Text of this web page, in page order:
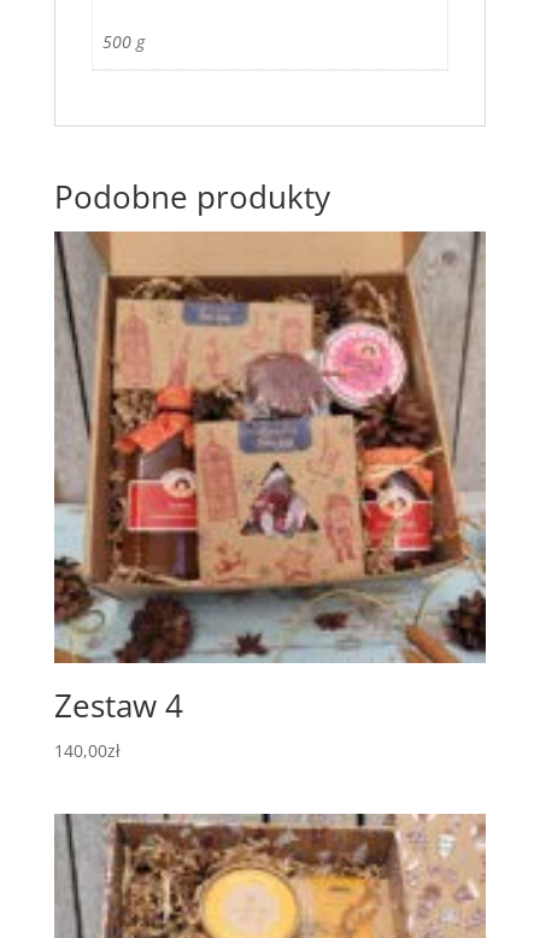
500 g
Podobne produkty
Zestaw 4
140,00zł